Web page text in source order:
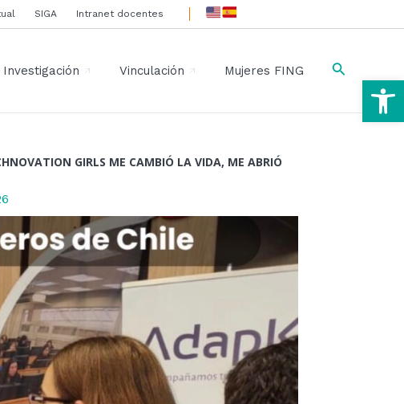
SIGA Intranet docentes
Investigación Vinculación Mujeres FING Buscar
GIRLS ME CAMBIÓ LA VIDA, ME ABRIÓ